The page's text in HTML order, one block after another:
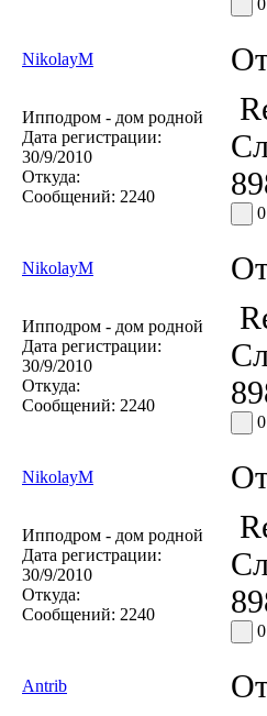
0
NikolayM
Ипподром - дом родной
Дата регистрации:
30/9/2010
Откуда:
Сообщений: 2240
0
NikolayM
Ипподром - дом родной
Дата регистрации:
30/9/2010
Откуда:
Сообщений: 2240
0
NikolayM
Ипподром - дом родной
Дата регистрации:
30/9/2010
Откуда:
Сообщений: 2240
0
Antrib